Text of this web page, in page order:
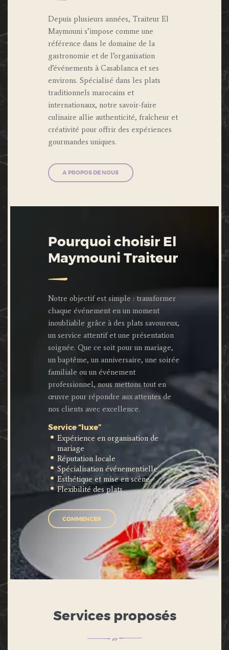
Depuis plusieurs années, Traiteur El
Maymouni s’impose comme une
référence dans le domaine de la
gastronomie et de l’organisation
d’événements à Casablanca et ses
environs. Spécialisé dans les plats
traditionnels marocains et
internationaux, notre savoir-faire
culinaire allie authenticité, fraîcheur et
créativité pour offrir des expériences
gourmandes uniques.
A PROPOS DE NOUS
Pourquoi choisir El
Maymouni Traiteur
Notre objectif est simple : transformer
chaque événement en un moment
inoubliable grâce à des plats savoureux,
un service attentif et une présentation
soignée. Que ce soit pour un mariage,
un baptême, un anniversaire, une soirée
familiale ou un événement
professionnel, nous mettons tout en
œuvre pour répondre aux attentes de
nos clients avec excellence.
Service “luxe”
Expérience en organisation de
mariage
Réputation locale
Spécialisation événementielle
Esthétique et mise en scène
Flexibilité des plats
COMMENCER
Services proposés